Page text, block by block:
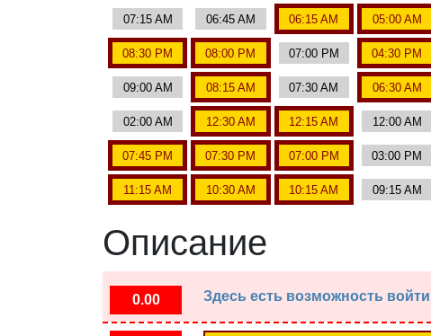
07:15 AM 06:45 AM 06:15 AM 05:00 AM
08:30 PM 08:00 PM 07:00 PM 04:30 PM
09:00 AM 08:15 AM 07:30 AM 06:30 AM
02:00 AM 12:30 AM 12:15 AM 12:00 AM
07:45 PM 07:30 PM 07:00 PM 03:00 PM
11:15 AM 10:30 AM 10:15 AM 09:15 AM
Описание
0.00 Здесь есть возможность